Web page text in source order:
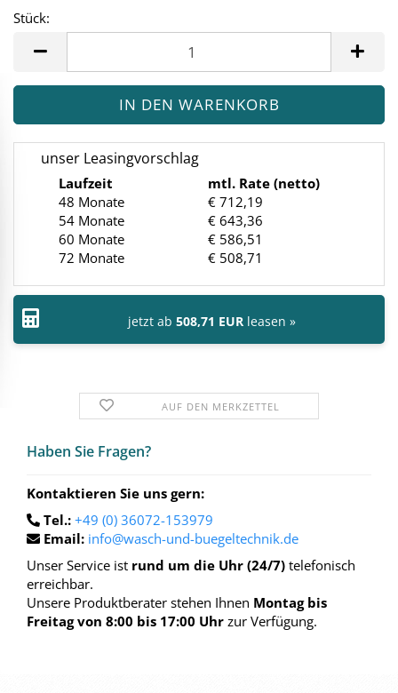
Stück:
unser Leasingvorschlag
Laufzeit
mtl. Rate (netto)
48 Monate
€ 712,19
54 Monate
€ 643,36
60 Monate
€ 586,51
72 Monate
€ 508,71
jetzt ab 508,71 EUR leasen »
AUF DEN MERKZETTEL
Haben Sie Fra­gen?
Kontaktieren Sie uns gern:
Tel.: +49 (0) 36072-153979
Email: info@wasch-und-buegeltechnik.de
Unser Service ist rund um die Uhr (24/7) telefonisch
erreichbar.
Unsere Produktberater stehen Ihnen Montag bis
Freitag von 8:00 bis 17:00 Uhr zur Verfügung.